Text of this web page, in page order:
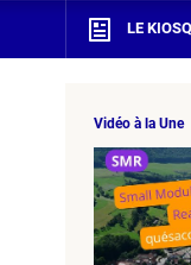
LE
Vidéo à la Une